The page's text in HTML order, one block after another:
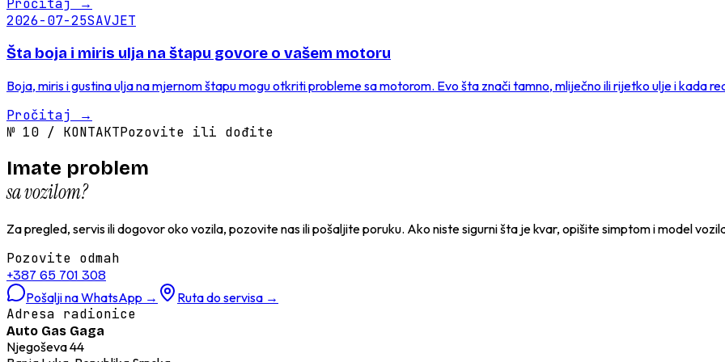
Pročitaj →
2026-07-25SAVJET
Šta boja i miris ulja na štapu govore o vašem motoru
Boja, miris i gustina ulja na mjernom štapu mogu otkriti probleme sa motorom. Evo šta znači tamno, mliječno ili rijetko ulje i kada
Pročitaj →
№ 10 / KONTAKTPozovite ili dođite
Imate problem
sa vozilom?
Za pregled, servis ili dogovor oko vozila, pozovite nas ili pošaljite poruku. Ako niste sigurni šta je kvar, opišite simptom i model
Pozovite odmah
+387 65 701 308
Pošalji na WhatsApp → Ruta do servisa →
Adresa radionice
Auto Gas Gaga
Njegoševa 44